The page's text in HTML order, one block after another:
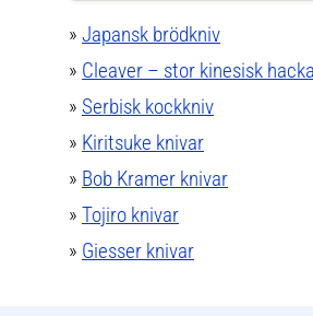
» Japansk brödkniv
» Cleaver – stor kinesisk hacka
» Serbisk kockkniv
» Kiritsuke knivar
» Bob Kramer knivar
» Tojiro knivar
» Giesser knivar